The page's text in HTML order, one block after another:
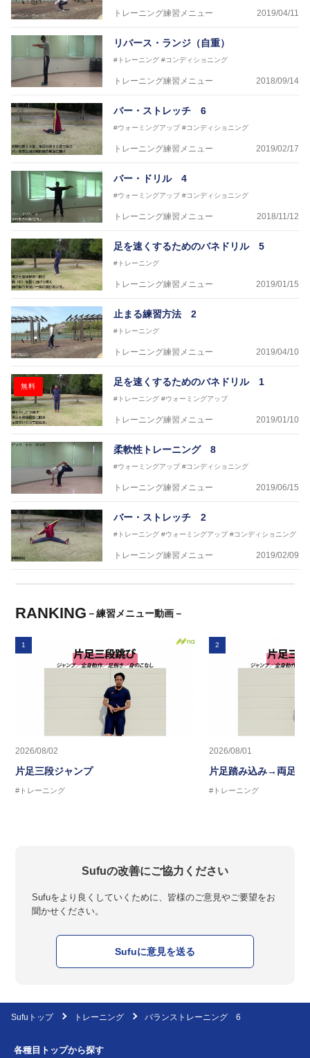
トレーニング練習メニュー 2019/04/11
リバース・ランジ（自重）
#トレーニング #コンディショニング
トレーニング練習メニュー 2018/09/14
バー・ストレッチ 6
#ウォーミングアップ #コンディショニング
トレーニング練習メニュー 2019/02/17
バー・ドリル 4
#ウォーミングアップ #コンディショニング
トレーニング練習メニュー 2018/11/12
足を速くするためのバネドリル 5
#トレーニング
トレーニング練習メニュー 2019/01/15
止まる練習方法 2
#トレーニング
トレーニング練習メニュー 2019/04/10
無料 足を速くするためのバネドリル 1
#トレーニング #ウォーミングアップ
トレーニング練習メニュー 2019/01/10
柔軟性トレーニング 8
#ウォーミングアップ #コンディショニング
トレーニング練習メニュー 2019/06/15
バー・ストレッチ 2
#トレーニング #ウォーミングアップ #コンディショニング
トレーニング練習メニュー 2019/02/09
RANKING －練習メニュー動画－
1
2026/08/02
片足三段ジャンプ
#トレーニング
2
2026/08/01
片足踏み込み→両足ジ
#トレーニング
Sufuの改善にご協力ください
Sufuをより良くしていくために、皆様のご意見やご要望をお
聞かせください。
Sufuに意見を送る
Sufuトップ トレーニング バランストレーニング 6
各種目トップから探す